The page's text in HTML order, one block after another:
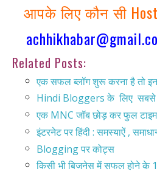
आपके लिए कौन सी
Related Posts:
एक सफल ब्लॉग शुरू करना है तो इन
Hindi Bloggers के लिए
एक MNC जॉब छोड़ कर फुल टाइम
इंटरनेट पर हिंदी : समस्याऐंं ,
Blogging पर कोट्स
किसी भी बिजनेस में सफल होने